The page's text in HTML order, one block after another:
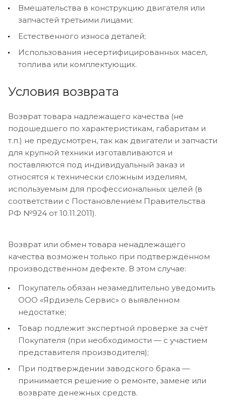
Вмешательства в конструкцию двигателя или
запчастей третьими лицами;
Естественного износа деталей;
Использования несертифицированных масел,
топлива или комплектующих.
Условия возврата
Возврат товара надлежащего качества (не
подошедшего по характеристикам, габаритам и
т.п.) не предусмотрен, так как двигатели и запчасти
для крупной техники изготавливаются и
поставляются под индивидуальный заказ и
относятся к технически сложным изделиям,
используемым для профессиональных целей (в
соответствии с Постановлением Правительства
РФ №924 от 10.11.2011).
Возврат или обмен товара ненадлежащего
качества возможен только при подтверждённом
производственном дефекте. В этом случае:
Покупатель обязан незамедлительно уведомить
ООО «Ярдизель Сервис» о выявленном
недостатке;
Товар подлежит экспертной проверке за счёт
Покупателя (при необходимости — с участием
представителя производителя);
При подтверждении заводского брака —
принимается решение о ремонте, замене или
возврате денежных средств.